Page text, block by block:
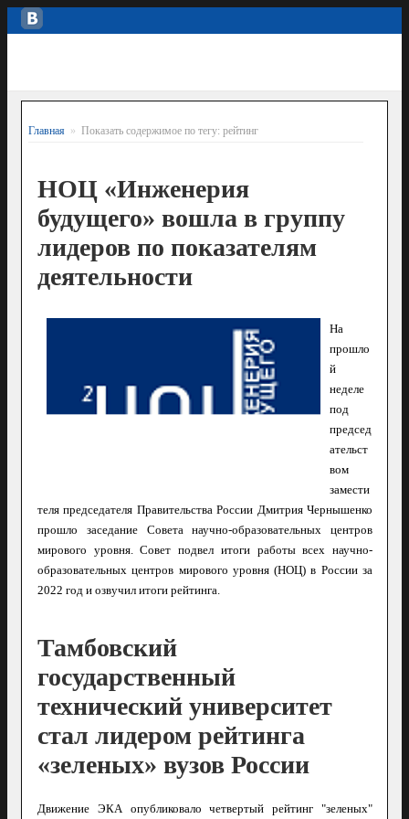
Главная » Показать содержимое по тегу: рейтинг
НОЦ «Инженерия
будущего» вошла в группу
лидеров по показателям
деятельности
прошло
неделе
замести
теля председателя Правительства России Дмитрия Чернышенко
прошло заседание Совета научно-образовательных центров
мирового уровня. Совет подвел итоги работы всех научно-
2022 год и озвучил итоги рейтинга.
Тамбовский
государственный
технический университет
стал лидером рейтинга